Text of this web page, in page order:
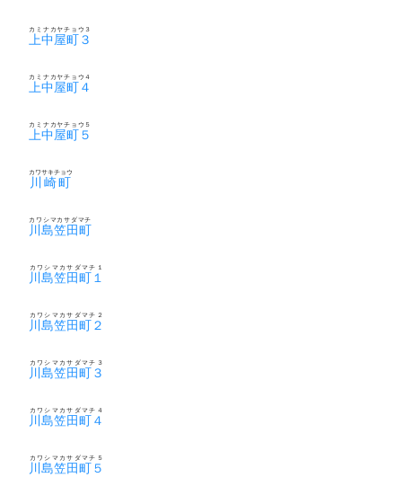
上中屋町３
カミナカヤチョウ３
上中屋町４
カミナカヤチョウ４
上中屋町５
カミナカヤチョウ５
川崎町
カワサキチョウ
川島笠田町
カワシマカサダマチ
川島笠田町１
カワシマカサダマチ１
川島笠田町２
カワシマカサダマチ２
川島笠田町３
カワシマカサダマチ３
川島笠田町４
カワシマカサダマチ４
川島笠田町５
カワシマカサダマチ５